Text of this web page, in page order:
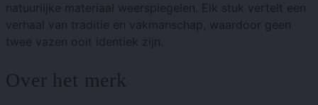
natuurlijke materiaal weerspiegelen. Elk stuk vertelt een
verhaal van traditie en vakmanschap, waardoor geen
twee vazen ​​ooit identiek zijn.
Over het merk